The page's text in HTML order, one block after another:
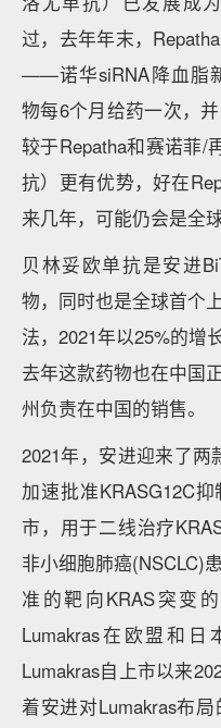
过，去年年末，
——诺华siRNA降血脂
物每6个月给药一次，
较于Repatha和赛诺菲/
抗）更有优势，好在
来几年，可能仍会是全
贝林妥欧单抗是安进
物，同时也是全球首个
法，2021年以25%的增
去年这款药物也在中国
州负责在中国的销售。
2021年，安进迎来了两
加速批准KRASG12C
市，用于二线治疗
非小细胞肺癌(NSCLC)
准的靶向KRAS突变
Lumakras在欧盟和日
Lumakras自上市以来
着安进对Lumakras布